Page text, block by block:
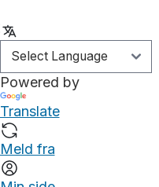
Powered by
Translate
Meld fra